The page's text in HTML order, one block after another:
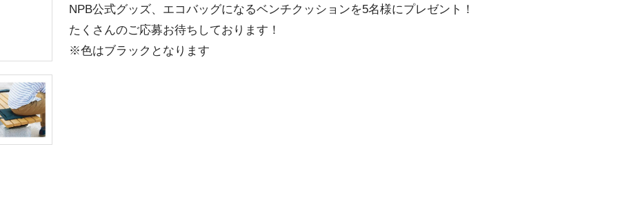
NPB公式グッズ、エコバッグになるベンチクッションを5名様にプレゼント！
たくさんのご応募お待ちしております！
※色はブラックとなります